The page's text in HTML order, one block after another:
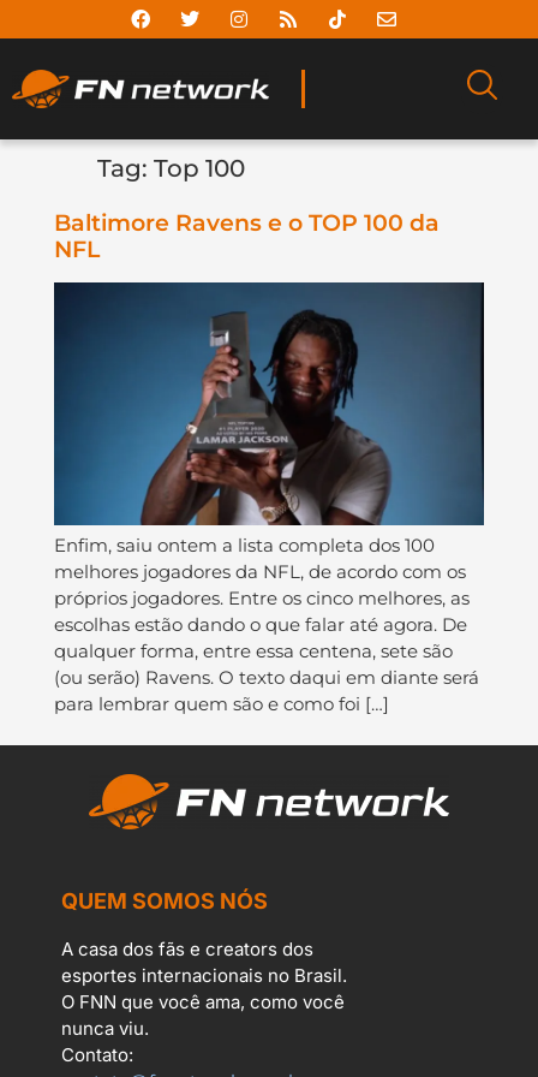
Tag: Top 100
Baltimore Ravens e o TOP 100 da
NFL
Enfim, saiu ontem a lista completa dos 100
melhores jogadores da NFL, de acordo com os
próprios jogadores. Entre os cinco melhores, as
escolhas estão dando o que falar até agora. De
qualquer forma, entre essa centena, sete são
(ou serão) Ravens. O texto daqui em diante será
para lembrar quem são e como foi […]
QUEM SOMOS NÓS
A casa dos fãs e creators dos
esportes internacionais no Brasil.
O FNN que você ama, como você
nunca viu.
Contato: